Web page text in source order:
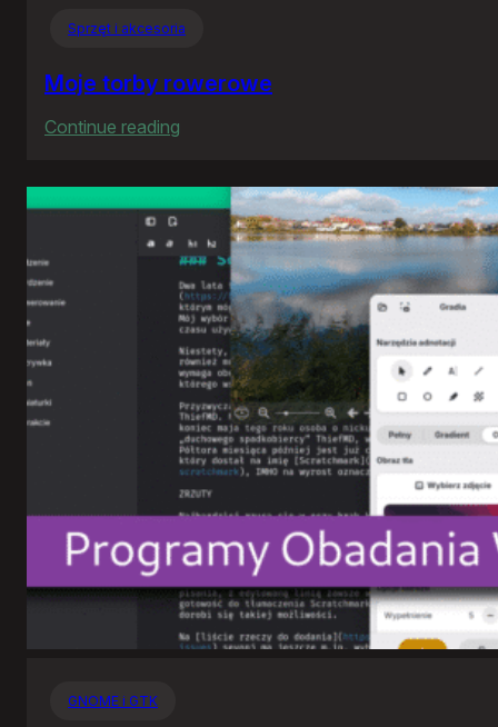
Sprzęt i akcesoria
Moje torby rowerowe
Continue reading
torby
rowerowe
GNOME i GTK